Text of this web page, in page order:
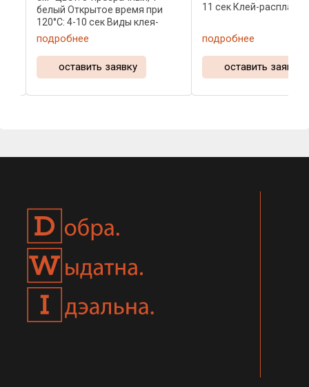
11 сек Клей-расплав Йоватерм
Реактант 608.90 -
ненаполненый
полиуретановый клей-расплав
"зеленой" серии - с
пониженным (менее 0,1%) ...
подробнее
оставить заявку
белый Открытое
содержанием
Один из основных
использующихся на
подробнее
оставить заявку